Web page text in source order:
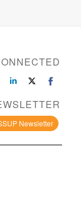
Newsletter